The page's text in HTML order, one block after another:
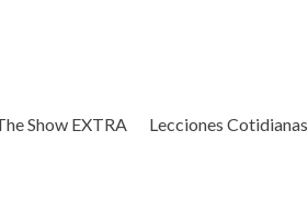
Show EXTRA Lecciones Cotidianas